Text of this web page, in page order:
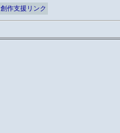
創作支援リンク